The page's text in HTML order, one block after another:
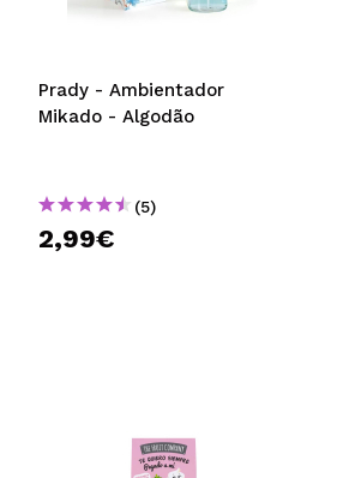
Prady - Ambientador
Mikado - Algodão
(5)
2,99€